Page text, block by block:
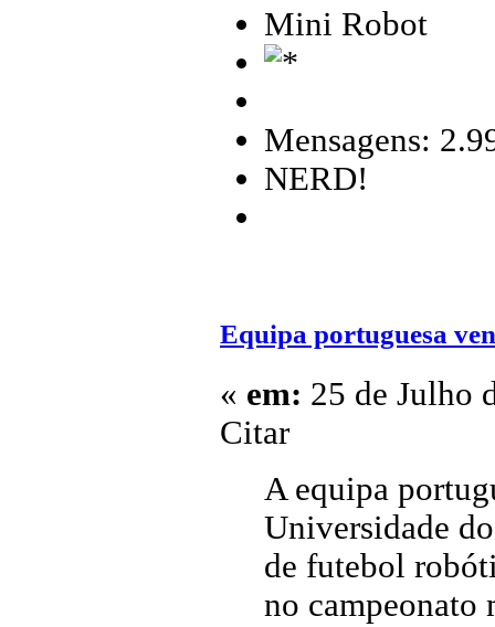
Mini Robot
Mensagens:
NERD!
Equipa portuguesa
« em: 25 de Julho
Citar
A equipa
Universidade
de futebol
no campeonato